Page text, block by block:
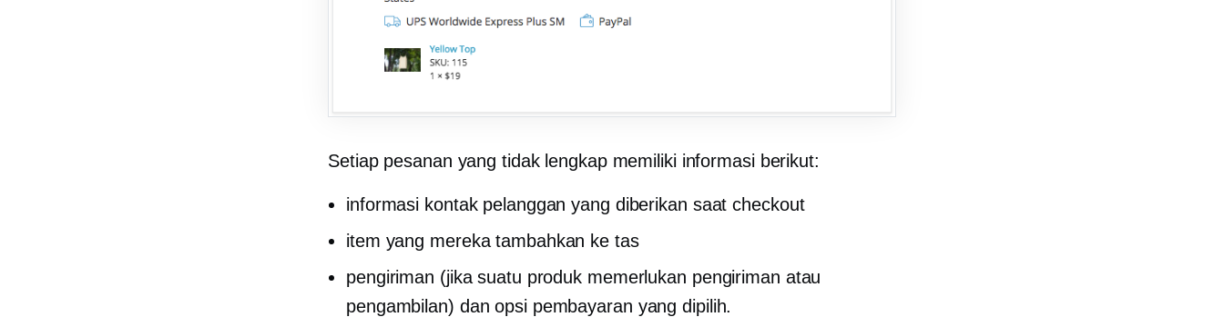
Setiap pesanan yang tidak lengkap memiliki informasi berikut:
informasi kontak pelanggan yang diberikan saat checkout
item yang mereka tambahkan ke tas
pengiriman (jika suatu produk memerlukan pengiriman atau
pengambilan) dan opsi pembayaran yang dipilih.